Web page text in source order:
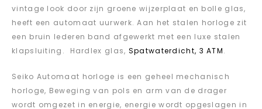
vintage look door zijn groene wijzerplaat en bolle glas,
heeft een automaat uurwerk. Aan het stalen horloge zit
een bruin lederen band afgewerkt met een luxe stalen
klapsluiting. Hardlex glas, Spatwaterdicht, 3 ATM.
Seiko Automaat horloge is een geheel mechanisch
horloge, Beweging van pols en arm van de drager
wordt omgezet in energie, energie wordt opgeslagen in